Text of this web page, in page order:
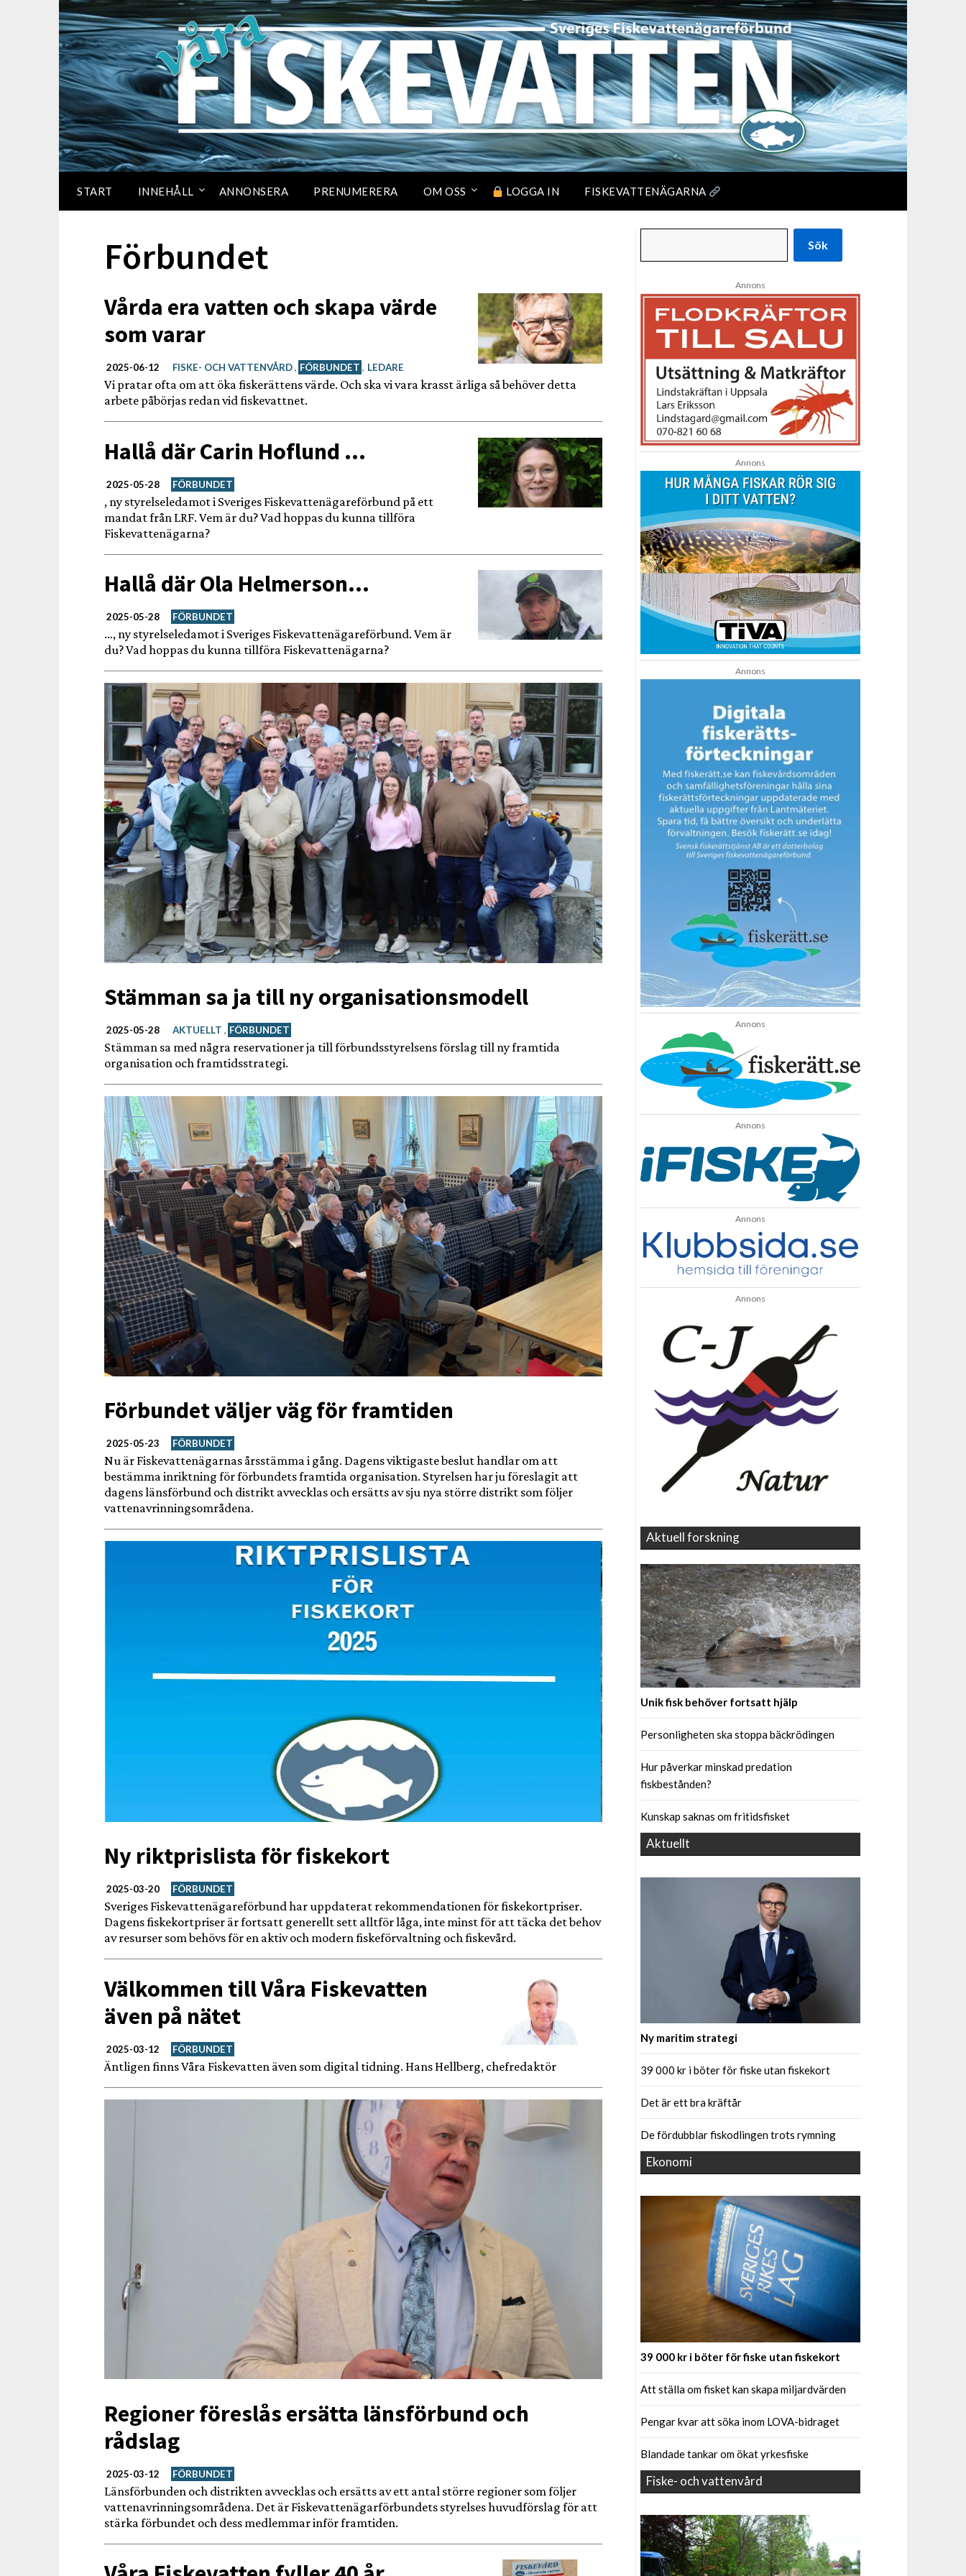
START INNEHÅLL ANNONSERA PRENUMERERA OM OSS LOGGA IN FISKEVATTENÄGARNA
Förbundet
Vårda era vatten och skapa värde
som varar
2025-06-12 FISKE- OCH VATTENVÅRD, FÖRBUNDET , LEDARE
Vi pratar ofta om att öka fiskerättens värde. Och ska vi vara krasst ärliga så behöver detta
arbete påbörjas redan vid fiskevattnet.
Hallå där Carin Hoflund …
2025-05-28 FÖRBUNDET
, ny styrelseledamot i Sveriges Fiskevattenägareförbund på ett
mandat från LRF. Vem är du? Vad hoppas du kunna tillföra
Fiskevattenägarna?
Hallå där Ola Helmerson…
2025-05-28 FÖRBUNDET
…, ny styrelseledamot i Sveriges Fiskevattenägareförbund. Vem är
du? Vad hoppas du kunna tillföra Fiskevattenägarna?
Stämman sa ja till ny organisationsmodell
2025-05-28 AKTUELLT , FÖRBUNDET
Stämman sa med några reservationer ja till förbundsstyrelsens förslag till ny framtida
organisation och framtidsstrategi.
Förbundet väljer väg för framtiden
2025-05-23 FÖRBUNDET
Nu är Fiskevattenägarnas årsstämma i gång. Dagens viktigaste beslut handlar om att
bestämma inriktning för förbundets framtida organisation. Styrelsen har ju föreslagit att
dagens länsförbund och distrikt avvecklas och ersätts av sju nya större distrikt som följer
vattenavrinningsområdena.
Ny riktprislista för fiskekort
2025-03-20 FÖRBUNDET
Sveriges Fiskevattenägareförbund har uppdaterat rekommendationen för fiskekortpriser.
Dagens fiskekortpriser är fortsatt generellt sett alltför låga, inte minst för att täcka det behov
av resurser som behövs för en aktiv och modern fiskeförvaltning och fiskevård.
Välkommen till Våra Fiskevatten
även på nätet
2025-03-12 FÖRBUNDET
Äntligen finns Våra Fiskevatten även som digital tidning. Hans Hellberg, chefredaktör
Regioner föreslås ersätta länsförbund och
rådslag
2025-03-12 FÖRBUNDET
Länsförbunden och distrikten avvecklas och ersätts av ett antal större regioner som följer
vattenavrinningsområdena. Det är Fiskevattenägarförbundets styrelses huvudförslag för att
stärka förbundet och dess medlemmar inför framtiden.
Sök
Annons
Annons
Annons
Annons
Annons
Annons
Annons
Aktuell forskning
Unik fisk behöver fortsatt hjälp
Personligheten ska stoppa bäckrödingen
Hur påverkar minskad predation
fiskbestånden?
Kunskap saknas om fritidsfisket
Aktuellt
Ny maritim strategi
39 000 kr i böter för fiske utan fiskekort
Det är ett bra kräftår
De fördubblar fiskodlingen trots rymning
Ekonomi
39 000 kr i böter för fiske utan fiskekort
Att ställa om fisket kan skapa miljardvärden
Pengar kvar att söka inom LOVA-bidraget
Blandade tankar om ökat yrkesfiske
Fiske- och vattenvård